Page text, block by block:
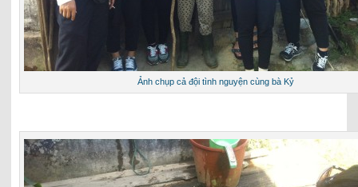
Ảnh chụp cả đội tình nguyện cùng bà Kỷ